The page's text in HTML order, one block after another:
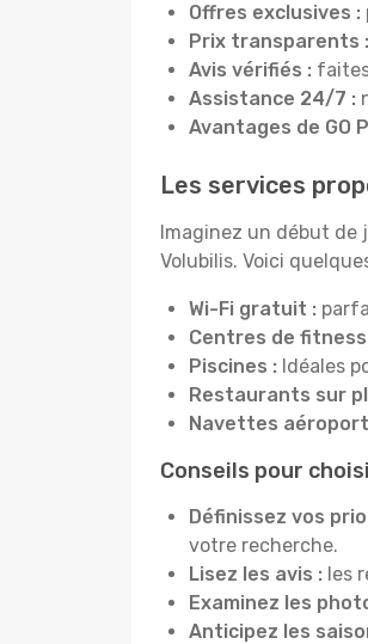
Offres exclusives :
Prix transparents :
Avis vérifiés :
Assistance 24/7 :
Avantages de GO
Les services
Imaginez un début de
Volubilis. Voici
Wi-Fi gratuit :
Centres de fitness
Piscines : Idéales
Restaurants sur
Navettes
Conseils pour
Définissez vos
votre recherche.
Lisez les avis : les
Examinez les
Anticipez les